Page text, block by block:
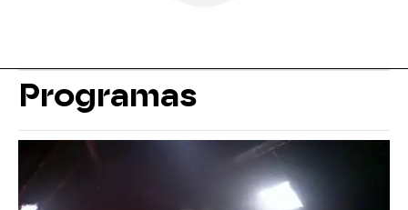
Programas